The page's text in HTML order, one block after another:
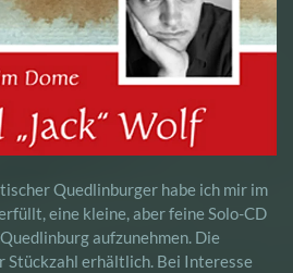
Quedlinburger habe ich mir im
eine kleine, aber feine Solo-CD
aufzunehmen. Die
Stückzahl erhältlich. Bei Interesse